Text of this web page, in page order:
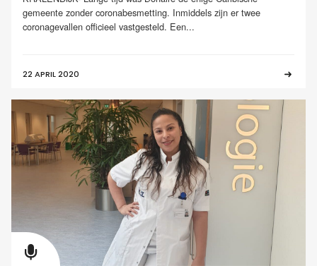
gemeente zonder coronabesmetting. Inmiddels zijn er twee
coronagevallen officieel vastgesteld. Een...
22 APRIL 2020